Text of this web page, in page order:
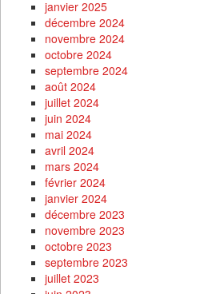
janvier 2025
décembre 2024
novembre 2024
octobre 2024
septembre 2024
août 2024
juillet 2024
juin 2024
mai 2024
avril 2024
mars 2024
février 2024
janvier 2024
décembre 2023
novembre 2023
octobre 2023
septembre 2023
juillet 2023